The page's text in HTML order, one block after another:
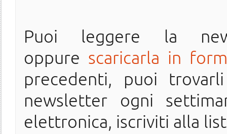
Puoi leggere la
oppure scaricarla in
precedenti, puoi
newsletter ogni
elettronica, iscriviti alla